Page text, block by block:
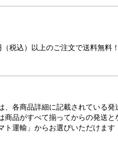
税込）以上のご注文で送料無料！
各商品詳細に記載されている発
品がすべて揃ってからの発送と
運輸」からお選びいただけます